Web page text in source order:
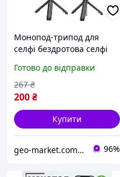
Монопод-трипод для
селфі бездротова селфі
BOROFONE BY11 Чорний
Готово до відправки
200₴
267 ₴
Купити
geo-market.com.ua 96%